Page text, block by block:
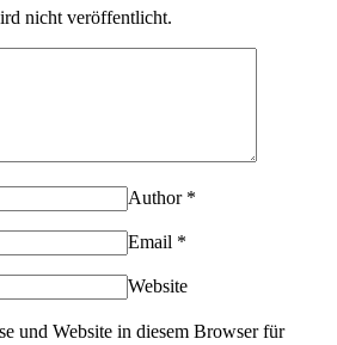
nicht veröffentlicht.
Author *
Email *
Website
und Website in diesem Browser für